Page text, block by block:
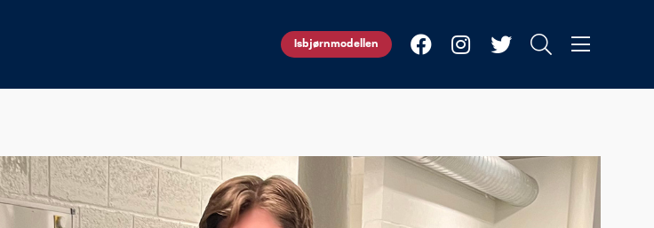
Isbjørnmodellen